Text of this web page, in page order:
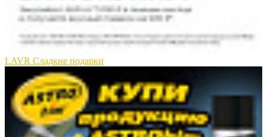
LAVR Сладкие подарки